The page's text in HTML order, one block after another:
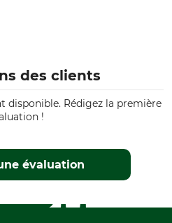
des clients
disponible. Rédigez la première
!
évaluation